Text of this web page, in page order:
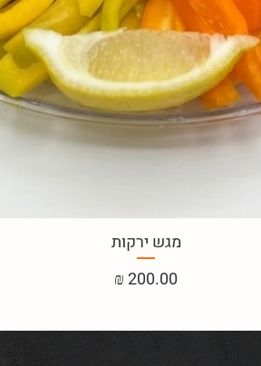
מגש ירקות
מחיר